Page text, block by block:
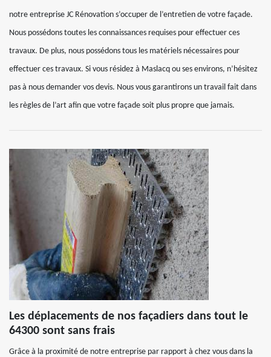
notre entreprise JC Rénovation s’occuper de l’entretien de votre façade.
Nous possédons toutes les connaissances requises pour effectuer ces
travaux. De plus, nous possédons tous les matériels nécessaires pour
effectuer ces travaux. Si vous résidez à Maslacq ou ses environs, n’hésitez
pas à nous demander vos devis. Nous vous garantirons un travail fait dans
les règles de l’art afin que votre façade soit plus propre que jamais.
Les déplacements de nos façadiers dans tout le
64300 sont sans frais
Grâce à la proximité de notre entreprise par rapport à chez vous dans la